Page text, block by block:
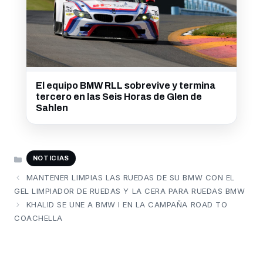
El equipo BMW RLL sobrevive y termina
tercero en las Seis Horas de Glen de
Sahlen
CATEGORÍAS
NOTICIAS
MANTENER LIMPIAS LAS RUEDAS DE SU BMW CON EL
GEL LIMPIADOR DE RUEDAS Y LA CERA PARA RUEDAS BMW
KHALID SE UNE A BMW I EN LA CAMPAÑA ROAD TO
COACHELLA